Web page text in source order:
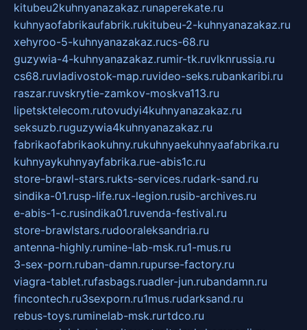
kitubeu2kuhnyanazakaz.runaperekate.ru
kuhnyaofabrikaufabrik.rukitubeu-2-kuhnyanazakaz.ru
xehyroo-5-kuhnyanazakaz.rucs-68.ru
guzywia-4-kuhnyanazakaz.rumir-tk.ruvlknrussia.ru
cs68.ruvladivostok-map.ruvideo-seks.rubankaribi.ru
raszar.ruvskrytie-zamkov-moskva113.ru
lipetsktelecom.rutovudyi4kuhnyanazakaz.ru
seksuzb.ruguzywia4kuhnyanazakaz.ru
fabrikaofabrikaokuhny.rukuhnyaekuhnyaafabrika.ru
kuhnyaykuhnyayfabrika.rue-abis1c.ru
store-brawl-stars.rukts-services.rudark-sand.ru
sindika-01.rusp-life.rux-legion.rusib-archives.ru
e-abis-1-c.rusindika01.ruvenda-festival.ru
store-brawlstars.rudooraleksandria.ru
antenna-highly.rumine-lab-msk.ru1-mus.ru
3-sex-porn.ruban-damn.rupurse-factory.ru
viagra-tablet.rufasbags.ruadler-jun.rubandamn.ru
fincontech.ru3sexporn.ru1mus.rudarksand.ru
rebus-toys.ruminelab-msk.rurtdco.ru